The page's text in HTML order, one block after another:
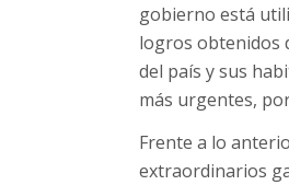
gobierno está
logros obtenidos
del país y sus
más urgentes,
Frente a lo
extraordinarios